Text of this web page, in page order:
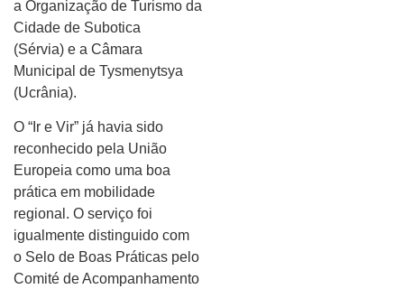
a Organização de Turismo da
Cidade de Subotica
(Sérvia) e a Câmara
Municipal de Tysmenytsya
(Ucrânia).
O “Ir e Vir” já havia sido
reconhecido pela União
Europeia como uma boa
prática em mobilidade
regional. O serviço foi
igualmente distinguido com
o Selo de Boas Práticas pelo
Comité de Acompanhamento